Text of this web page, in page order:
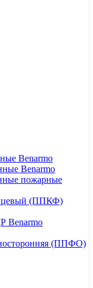
Benarmo
Benarmo
пожарные
(ППКФ)
Benarmo
(ППФО)